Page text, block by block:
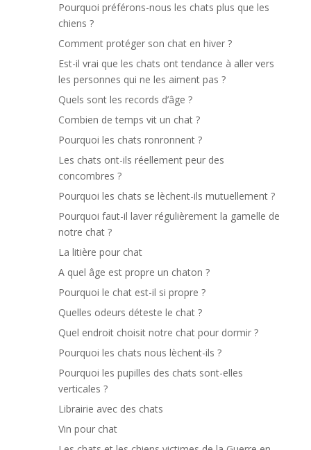
Pourquoi préférons-nous les chats plus que les
chiens ?
Comment protéger son chat en hiver ?
Est-il vrai que les chats ont tendance à aller vers
les personnes qui ne les aiment pas ?
Quels sont les records d’âge ?
Combien de temps vit un chat ?
Pourquoi les chats ronronnent ?
Les chats ont-ils réellement peur des
concombres ?
Pourquoi les chats se lèchent-ils mutuellement ?
Pourquoi faut-il laver régulièrement la gamelle de
notre chat ?
La litière pour chat
A quel âge est propre un chaton ?
Pourquoi le chat est-il si propre ?
Quelles odeurs déteste le chat ?
Quel endroit choisit notre chat pour dormir ?
Pourquoi les chats nous lèchent-ils ?
Pourquoi les pupilles des chats sont-elles
verticales ?
Librairie avec des chats
Vin pour chat